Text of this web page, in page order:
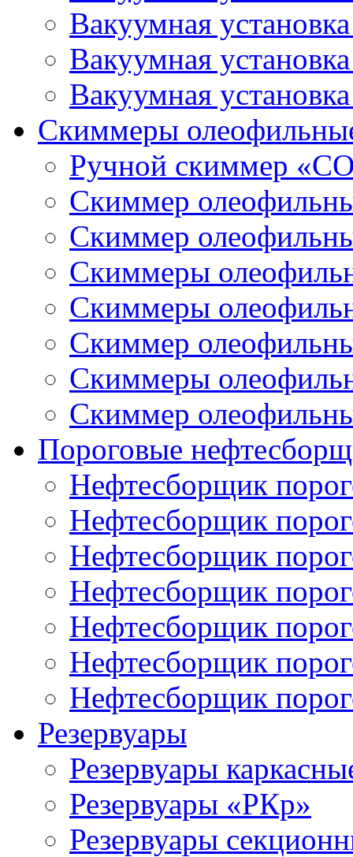
Вакуумная
Вакуумная
Вакуумная
Скиммеры
Ручной скиммер
Скиммер
Скиммер
Скиммеры
Скиммеры
Скиммер
Скиммеры
Скиммер
Пороговые
Нефтесборщик
Нефтесборщик
Нефтесборщик
Нефтесборщик
Нефтесборщик
Нефтесборщик
Нефтесборщик
Резервуары
Резервуары
Резервуары «РКр»
Резервуары